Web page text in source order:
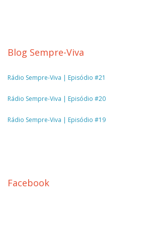
Blog Sempre-Viva
Rádio Sempre-Viva | Episódio #21
Rádio Sempre-Viva | Episódio #20
Rádio Sempre-Viva | Episódio #19
Facebook